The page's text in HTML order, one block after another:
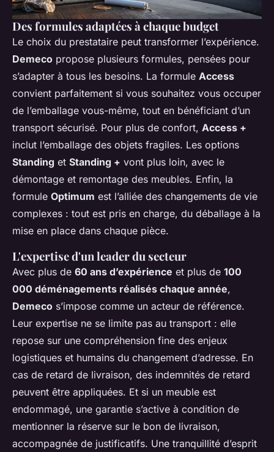
Des formules adaptées à chaque budget
Le choix du prestataire peut transformer l’expérience.
Demeco propose plusieurs formules, pensées pour
s’adapter à tous les besoins. La formule Access
convient parfaitement si vous souhaitez vous occuper
de l’emballage vous-même, tout en bénéficiant d’un
transport sécurisé. Pour plus de confort, Access +
inclut l’emballage des objets fragiles. Les options
Standing et Standing + vont plus loin, avec le
démontage et remontage des meubles. Enfin, la
formule Optimum est l’alliée des changements de vie
complexes : tout est pris en charge, du déballage à la
mise en place dans chaque pièce.
L'expertise d'un leader du secteur
Avec plus de 60 ans d’expérience et plus de 100
000 déménagements réalisés chaque année,
Demeco s’impose comme un acteur de référence.
Leur expertise ne se limite pas au transport : elle
repose sur une compréhension fine des enjeux
logistiques et humains du changement d’adresse. En
cas de retard de livraison, des indemnités de retard
peuvent être appliquées. Et si un meuble est
endommagé, une garantie s’active à condition de
mentionner la réserve sur le bon de livraison,
accompagnée de justificatifs. Une tranquillité d’esprit